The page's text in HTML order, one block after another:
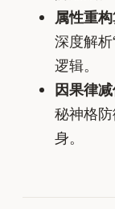
属性重
深度解
逻辑。
因果律
秘神格
身。